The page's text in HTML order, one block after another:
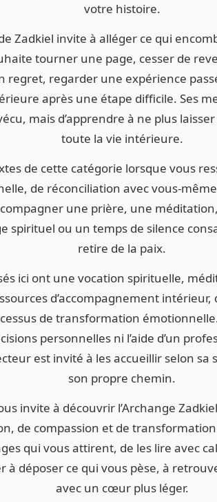
votre histoire.
Zadkiel invite à alléger ce qui
tourner une page, cesser de
regret, regarder une expérience
après une étape difficile. Ses
mais d’apprendre à ne plus
toute la vie intérieure.
de cette catégorie lorsque vous
de réconciliation avec vous-
une prière, une
spirituel ou un temps de silence
retire de la paix.
ici ont une vocation spirituelle,
d’accompagnement
de transformation
personnelles ni l’aide d’un
est invité à les accueillir selon sa
son propre chemin.
invite à découvrir l’Archange
de compassion et de
qui vous attirent, de les lire avec
à déposer ce qui vous pèse, à
avec un cœur plus léger.